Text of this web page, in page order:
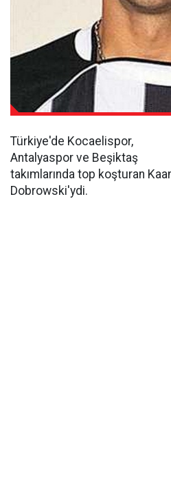
Türkiye'de Kocaelispor,
Antalyaspor ve Beşiktaş
takımlarında top koşturan
Dobrowski'ydi.